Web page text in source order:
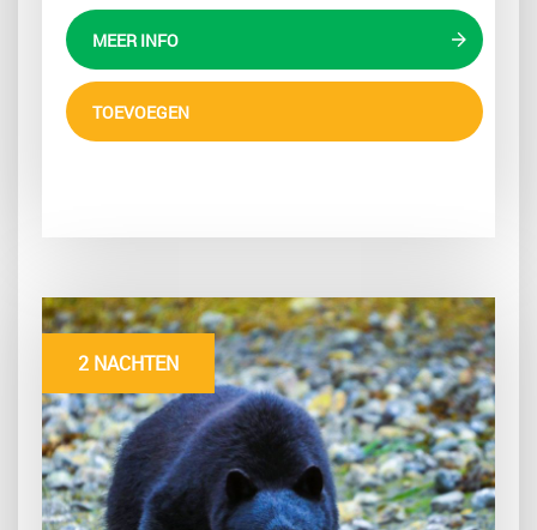
MEER INFO
TOEVOEGEN
2 NACHTEN